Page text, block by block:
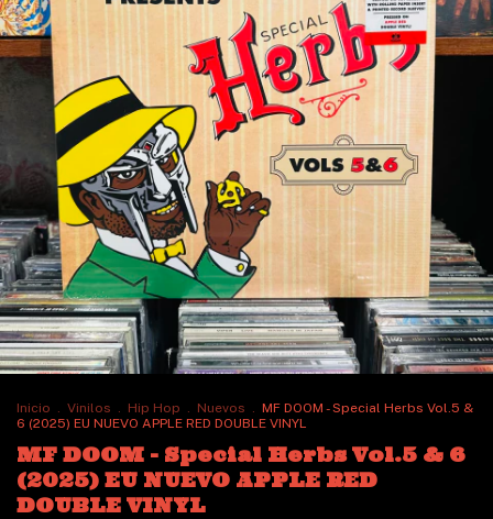
Inicio . Vinilos . Hip Hop . Nuevos . MF DOOM - Special Herbs Vol.5 &
6 (2025) EU NUEVO APPLE RED DOUBLE VINYL
MF DOOM - Special Herbs Vol.5 & 6
(2025) EU NUEVO APPLE RED
DOUBLE VINYL